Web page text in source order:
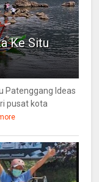
Ke Situ
Patenggang Ideas
pusat kota